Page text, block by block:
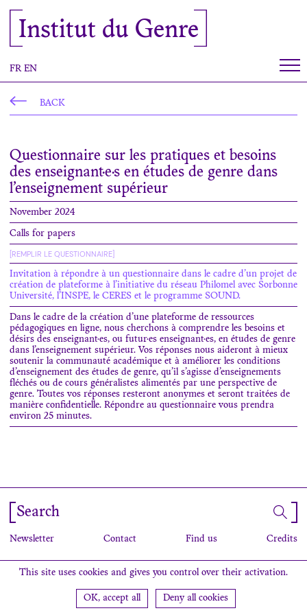
Institut du Genre
FR EN
BACK
Questionnaire sur les pratiques et besoins
des enseignant·e·s en études de genre dans
l’enseignement supérieur
November 2024
Calls for papers
[REMPLIR LE QUESTIONNAIRE]
Invitation à répondre à un questionnaire dans le cadre d’un projet de
création de plateforme à l’initiative du réseau Philomel avec Sorbonne
Université, l’INSPE, le CERES et le programme SOUND.
Dans le cadre de la création d’une plateforme de ressources
pédagogiques en ligne, nous cherchons à comprendre les besoins et
désirs des enseignant·es, ou futur·es enseignant·es, en études de genre
dans l’enseignement supérieur. Vos réponses nous aideront à mieux
soutenir la communauté académique et à améliorer les conditions
d’enseignement des études de genre, qu’il s’agisse d’enseignements
fléchés ou de cours généralistes alimentés par une perspective de
genre. Toutes vos réponses resteront anonymes et seront traitées de
manière confidentielle. Répondre au questionnaire vous prendra
environ 25 minutes.
Search
Newsletter Contact Find us Credits
This site uses cookies and gives you control over their activation.
OK, accept all Deny all cookies